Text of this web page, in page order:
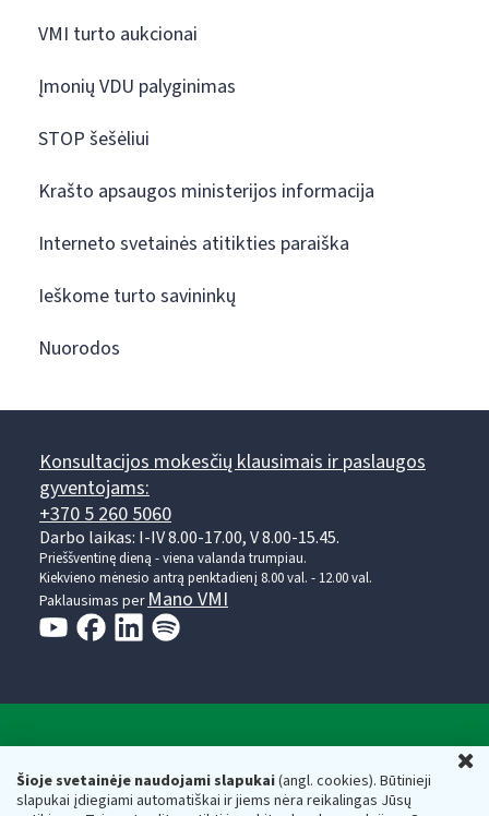
Šioje svetainėje naudojami slapukai(angl. cookies). Būtinieji
slapukai įdiegiami automatiškai ir jiems nėra reikalingas Jūsų
VMI turto aukcionai
Įmonių VDU palyginimas
STOP šešėliui
Krašto apsaugos ministerijos informacija
Interneto svetainės atitikties paraiška
Ieškome turto savininkų
Nuorodos
Konsultacijos mokesčių klausimais ir paslaugos
gyventojams:
+370 5 260 5060
Darbo laikas: I-IV 8.00-17.00, V 8.00-15.45.
Prieššventinę dieną - viena valanda trumpiau.
Kiekvieno mėnesio antrą penktadienį 8.00 val. - 12.00 val.
Paklausimas per Mano VMI
Respublikos finansų ministerijos